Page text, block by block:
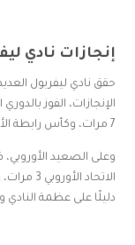
إنجازات نادي
حقق نادي ليفربول
7 مرات، وكأس رابطة الأندية الإنجليزية المحترفة 8 مرات.
دليلًا على عظمة النادي